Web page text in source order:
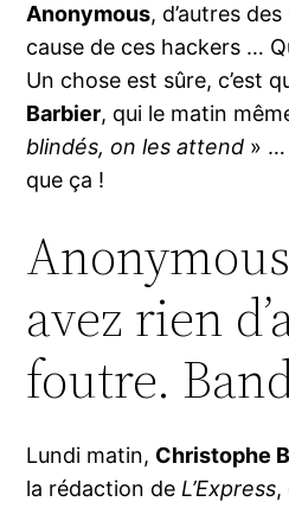
Anonymous, d’autres
cause de ces hackers …
Un chose est sûre, c’est
Barbier, qui le matin
blindés, on les attend » …
que ça !
avez rien
foutre.
Lundi matin, Christophe
la rédaction deL’Express,